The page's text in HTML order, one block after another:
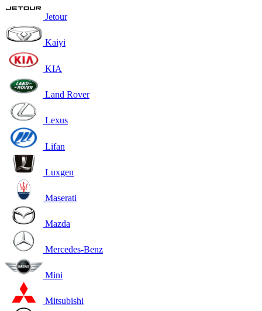
Jetour
Kaiyi
KIA
Land Rover
Lexus
Lifan
Luxgen
Maserati
Mazda
Mercedes-Benz
Mini
Mitsubishi